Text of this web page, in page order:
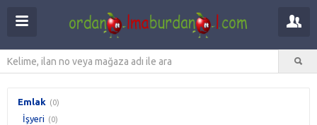
Emlak (0)
İşyeri (0)